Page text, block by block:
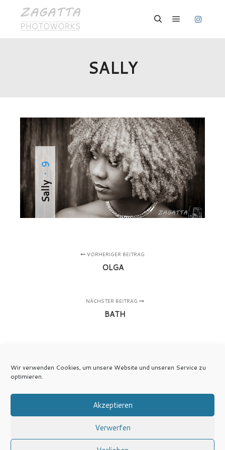
Wir verwenden Cookies, um unsere Website und unseren Service zu
optimieren.
Akzeptieren
Verwerfen
SALLY
Sally
· 9
VORHERIGER BEITRAG
OLGA
NÄCHSTER BEITRAG
BATH